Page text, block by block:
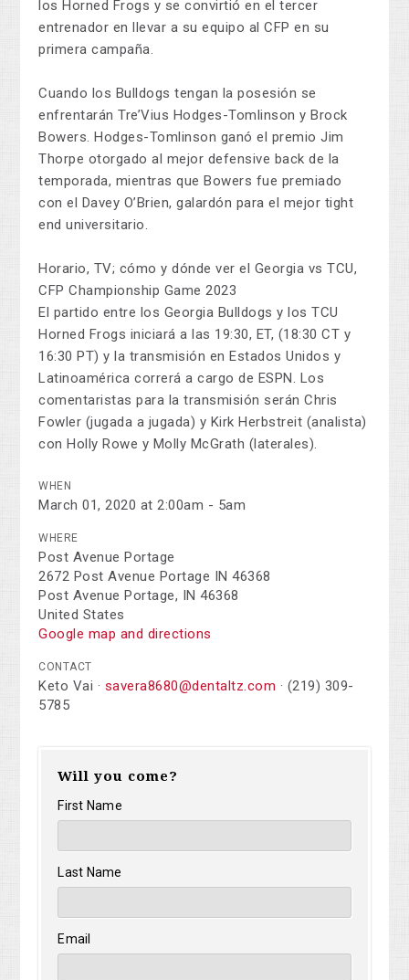
los Horned Frogs y se convirtió en el tercer
entrenador en llevar a su equipo al CFP en su
primera campaña.
Cuando los Bulldogs tengan la posesión se
enfrentarán Tre’Vius Hodges-Tomlinson y Brock
Bowers. Hodges-Tomlinson ganó el premio Jim
Thorpe otorgado al mejor defensive back de la
temporada, mientras que Bowers fue premiado
con el Davey O’Brien, galardón para el mejor tight
end universitario.
Horario, TV; cómo y dónde ver el Georgia vs TCU,
CFP Championship Game 2023
El partido entre los Georgia Bulldogs y los TCU
Horned Frogs iniciará a las 19:30, ET, (18:30 CT y
16:30 PT) y la transmisión en Estados Unidos y
Latinoamérica correrá a cargo de ESPN. Los
comentaristas para la transmisión serán Chris
Fowler (jugada a jugada) y Kirk Herbstreit (analista)
con Holly Rowe y Molly McGrath (laterales).
WHEN
March 01, 2020 at 2:00am - 5am
WHERE
Post Avenue Portage
2672 Post Avenue Portage IN 46368
Post Avenue Portage, IN 46368
United States
Google map and directions
CONTACT
Keto Vai · savera8680@dentaltz.com · (219) 309-
5785
Will you come?
First Name
Last Name
Email